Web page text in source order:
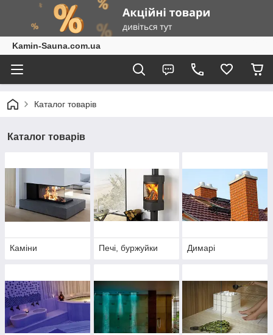
Kamin-Sauna.com.ua
Каталог товарів
Каталог товарів
Каміни Печі, буржуйки Димарі